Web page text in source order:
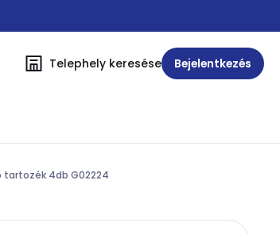
Telephely keresése Bejelentkezés
4db G02224